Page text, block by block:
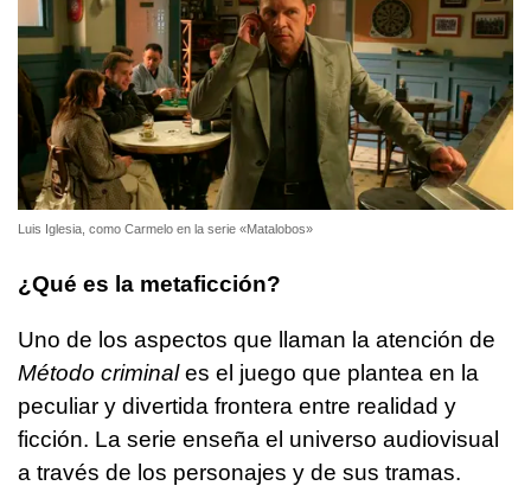
Luis Iglesia, como Carmelo en la serie «Matalobos»
¿Qué es la metaficción?
Uno de los aspectos que llaman la atención de
Método criminales el juego que plantea en la
peculiar y divertida frontera entre realidad y
ficción. La serie enseña el universo audiovisual
a través de los personajes y de sus tramas.